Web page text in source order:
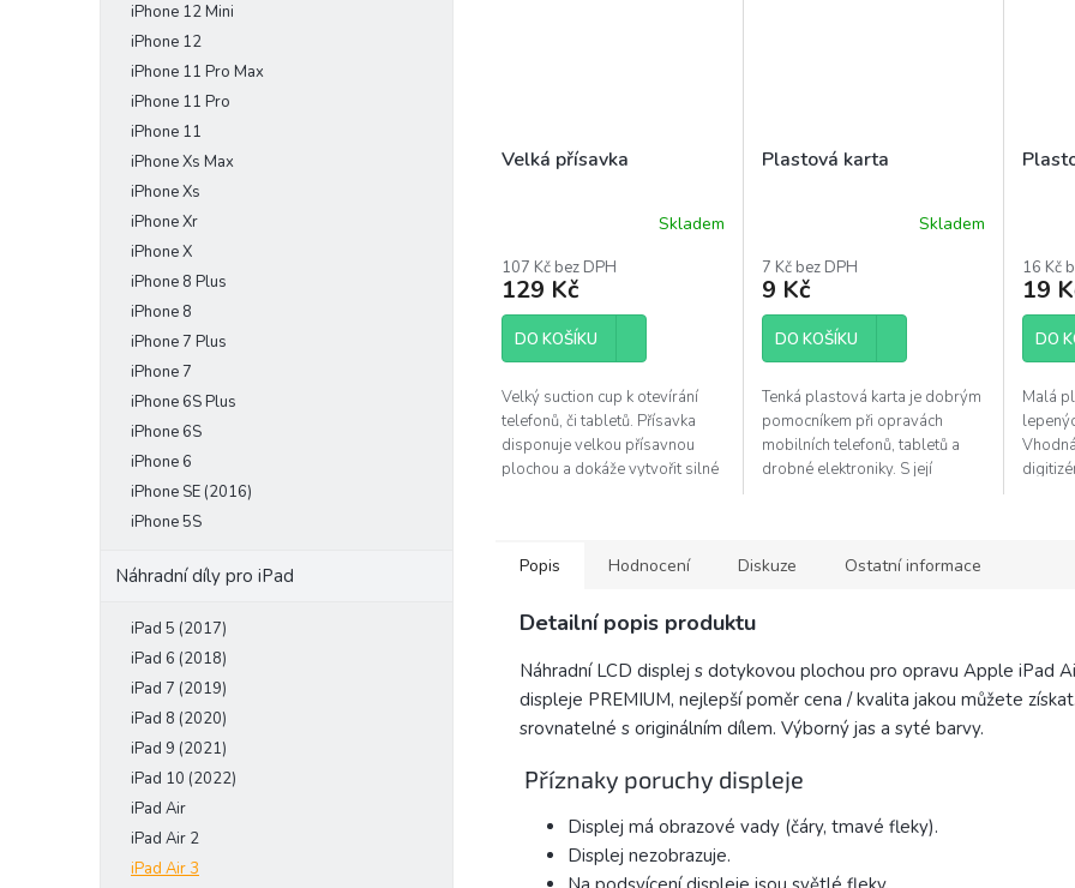
iPhone 12 Mini
iPhone 12
iPhone 11 Pro Max
iPhone 11 Pro
iPhone 11
iPhone Xs Max
iPhone Xs
iPhone Xr
iPhone X
iPhone 8 Plus
iPhone 8
iPhone 7 Plus
iPhone 7
iPhone 6S Plus
iPhone 6S
iPhone 6
iPhone SE (2016)
iPhone 5S
Náhradní díly pro iPad
iPad 5 (2017)
iPad 6 (2018)
iPad 7 (2019)
iPad 8 (2020)
iPad 9 (2021)
iPad 10 (2022)
iPad Air
iPad Air 2
iPad Air 3
Velká přísavka
produktu
je
5,0
5
hvězdiček.
Skladem
107 Kč bez DPH
129 Kč
DO KOŠÍKU
Velký suction cup k otevírání
telefonů, či tabletů. Přísavka
disponuje velkou přísavnou
plochou a dokáže vytvořit silné
Plastová karta
produktu
je
5,0
5
hvězdiček.
Skladem
7 Kč bez DPH
9 Kč
DO KOŠÍKU
Tenká plastová karta je dobrým
pomocníkem při opravách
mobilních telefonů, tabletů a
drobné elektroniky. S její
je
5,0
5
16 Kč
19
DO
Malá
Popis Hodnocení Diskuze Ostatní informace
Detailní popis produktu
Náhradní LCD displej s dotykovou plochou pro opravu Apple iPad
displeje PREMIUM, nejlepší poměr cena / kvalita jakou můžete
srovnatelné s originálním dílem. Výborný jas a syté barvy.
Příznaky poruchy displeje
Displej má obrazové vady (čáry, tmavé fleky).
Displej nezobrazuje.